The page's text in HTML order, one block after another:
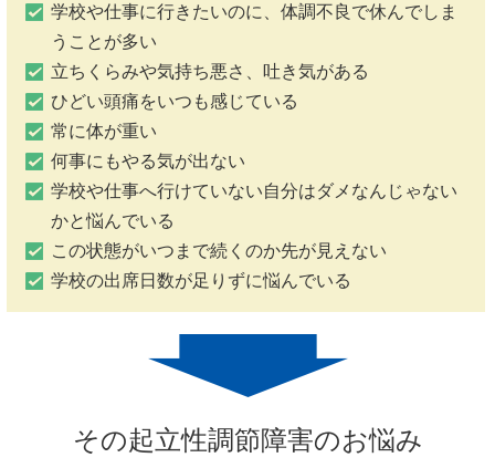
学校や仕事に行きたいのに、体調不良で休んでしま
うことが多い
立ちくらみや気持ち悪さ、吐き気がある
ひどい頭痛をいつも感じている
常に体が重い
何事にもやる気が出ない
学校や仕事へ行けていない自分はダメなんじゃない
かと悩んでいる
この状態がいつまで続くのか先が見えない
学校の出席日数が足りずに悩んでいる
その起立性調節障害のお悩み